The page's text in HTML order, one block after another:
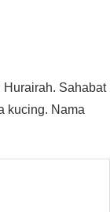
Sahabat
kucing. Nama